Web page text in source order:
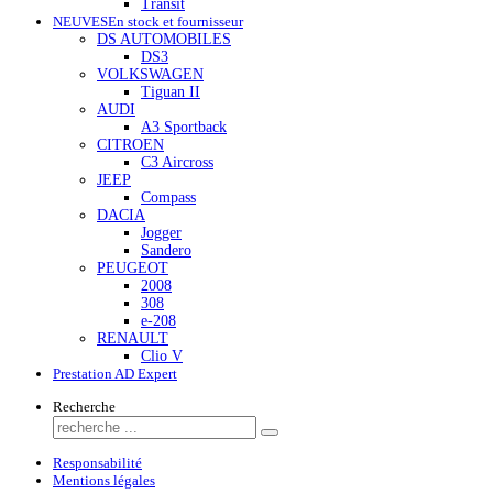
Transit
NEUVESEn stock et fournisseur
DS AUTOMOBILES
DS3
VOLKSWAGEN
Tiguan II
AUDI
A3 Sportback
CITROEN
C3 Aircross
JEEP
Compass
DACIA
Jogger
Sandero
PEUGEOT
2008
308
e-208
RENAULT
Clio V
Prestation AD Expert
Recherche
Responsabilité
Mentions légales